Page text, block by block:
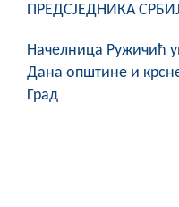
ПРЕДСЈЕДНИКА
Начелница Ружичић
Дана општине и
Град